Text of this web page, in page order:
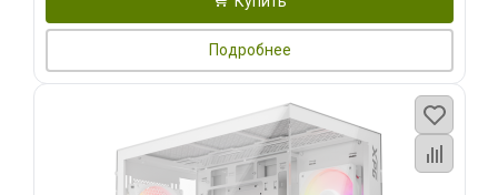
Подробнее